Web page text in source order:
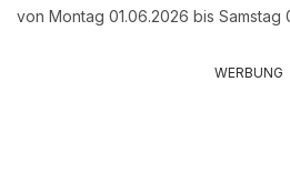
von Montag 01.06.2026 bis Samstag
WERBUNG